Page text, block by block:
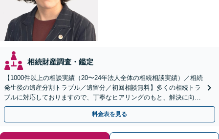
相続財産調査・鑑定
【1000件以上の相談実績（20〜24年法人全体の相続相談実績）／相続
発生後の遺産分割トラブル／遺留分／初回相談無料】多くの相続トラ
ブルに対応しておりますので、丁寧なヒアリングのもと、解決に向け
たアドバイス・ご提案をいたします。
料金表を見る